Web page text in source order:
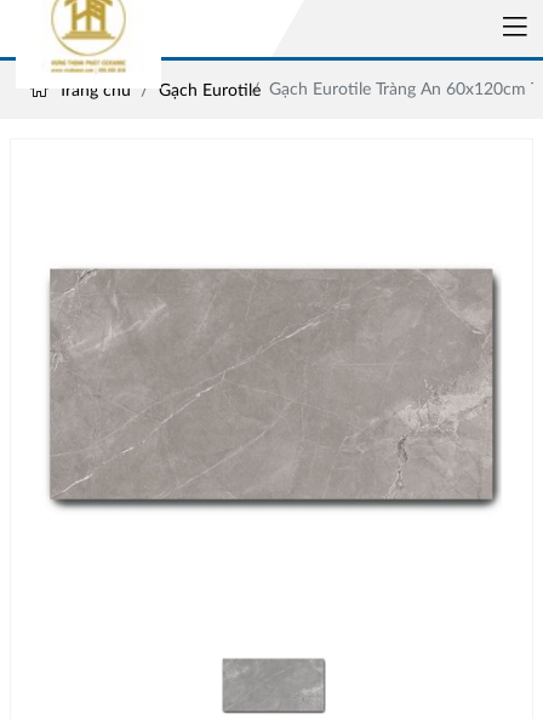
Trang chủ Gạch Eurotile Gạch Eurotile Tràng An 60x120cm